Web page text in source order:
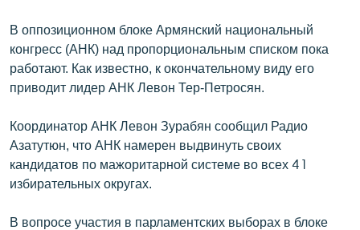
В оппозиционном блоке Армянский национальный
конгресс (АНК) над пропорциональным списком пока
работают. Как известно, к окончательному виду его
приводит лидер АНК Левон Тер-Петросян.
Координатор АНК Левон Зурабян сообщил Радио
Азатутюн, что АНК намерен выдвинуть своих
кандидатов по мажоритарной системе во всех 41
избирательных округах.
В вопросе участия в парламентских выборах в блоке